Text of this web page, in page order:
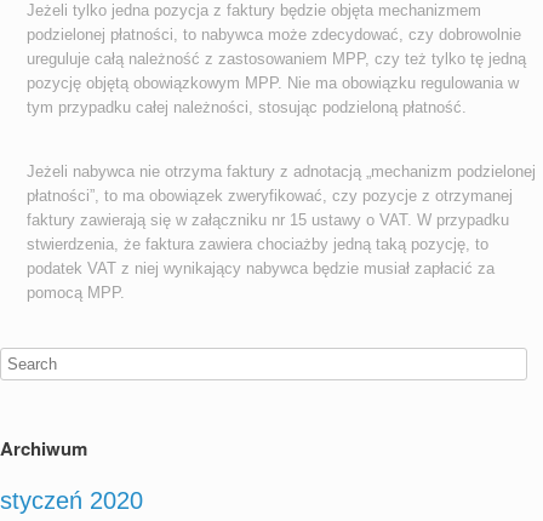
Jeżeli tylko jedna pozycja z faktury będzie objęta mechanizmem
podzielonej płatności, to nabywca może zdecydować, czy dobrowolnie
ureguluje całą należność z zastosowaniem MPP, czy też tylko tę jedną
pozycję objętą obowiązkowym MPP. Nie ma obowiązku regulowania w
tym przypadku całej należności, stosując podzieloną płatność.
Jeżeli nabywca nie otrzyma faktury z adnotacją „mechanizm podzielonej
płatności”, to ma obowiązek zweryfikować, czy pozycje z otrzymanej
faktury zawierają się w załączniku nr 15 ustawy o VAT. W przypadku
stwierdzenia, że faktura zawiera chociażby jedną taką pozycję, to
podatek VAT z niej wynikający nabywca będzie musiał zapłacić za
pomocą MPP.
Archiwum
styczeń 2020